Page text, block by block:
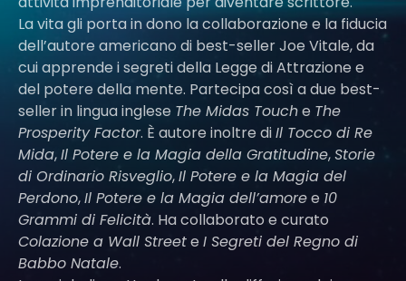
La vita gli porta in dono la collaborazione e la fiducia
dell’autore americano di best-seller Joe Vitale, da
cui apprende i segreti della Legge di Attrazione e
del potere della mente. Partecipa così a due best-
seller in lingua inglese The Midas Touche The
Prosperity Factor. È autore inoltre diIl Tocco di Re
Mida,Il Potere e la Magia della Gratitudine,Storie
di Ordinario Risveglio,Il Potere e la Magia del
Perdono,Il Potere e la Magia dell’amoree 10
Grammi di Felicità. Ha collaborato e curato
Colazione a Wall Streete I Segreti del Regno di
Babbo Natale.